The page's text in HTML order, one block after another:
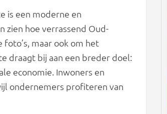
is een moderne en
zien hoe verrassend Oud-
maar ook om het
draagt bij aan een breder doel:
economie. Inwoners en
ondernemers profiteren van